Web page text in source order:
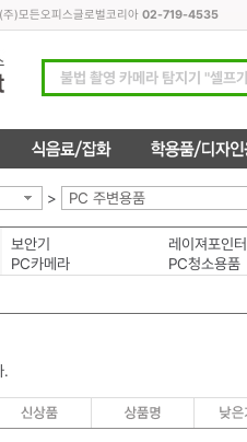
)모든오피스글로벌코리아 02-719-4535
> PC 주변용품
보안기
레이져포인터
PC카메라
PC청소용품
.